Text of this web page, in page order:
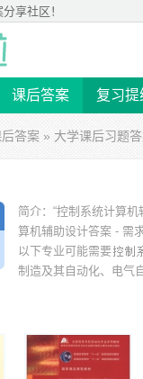
分享社区！
课后答案 复习提
答案 » 大学课后习题
简介： “控制系统计算
算机辅助设计答案 - 需
以下专业可能需要
制造及其自动化、电气
山大学、哈尔滨工业大学